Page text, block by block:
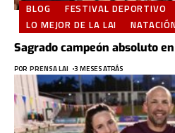
BLOG FESTIVAL DEPORTIVO
LO MEJOR DE LA LAI
Sagrado campeón absoluto
POR PRENSA LAI 3 MESES ATRÁS